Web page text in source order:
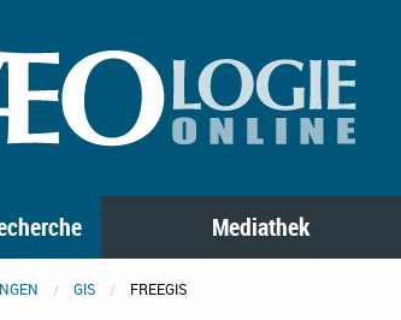
Mediathek
GIS FREEGIS